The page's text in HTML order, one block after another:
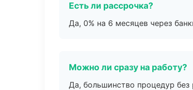
Есть ли рассрочка?
Да, 0% на 6 месяцев через
Можно ли сразу на работу?
Да, большинство процедур